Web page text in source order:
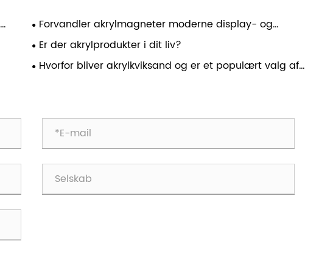
Forvandler akrylmagneter moderne display- og
brandingløsninger?
Er der akrylprodukter i dit liv?
Hvorfor bliver akrylkviksand og er et populært valg af